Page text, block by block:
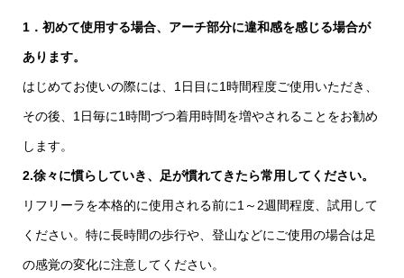
1．初めて使用する場合、アーチ部分に違和感を感じる場合が
あります。
はじめてお使いの際には、1日目に1時間程度ご使用いただき、
その後、1日毎に1時間づつ着用時間を増やされることをお勧め
します。
2.徐々に慣らしていき、足が慣れてきたら常用してください。
リフリーラを本格的に使用される前に1～2週間程度、試用して
ください。特に長時間の歩行や、登山などにご使用の場合は足
の感覚の変化に注意してください。